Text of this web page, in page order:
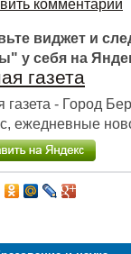
комментарий
виджет и
у себя на
газета
газета - Город
ежедневные